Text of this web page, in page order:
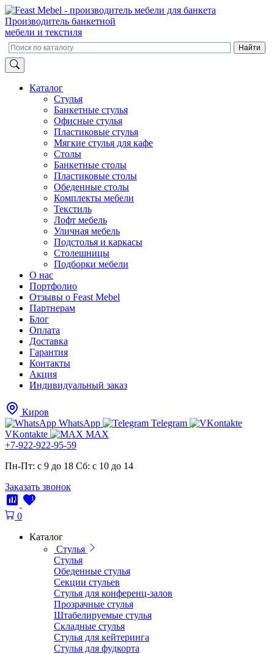
Производитель банкетной
мебели и текстиля
Каталог
Стулья
Банкетные стулья
Офисные стулья
Пластиковые стулья
Мягкие стулья для кафе
Столы
Банкетные столы
Пластиковые столы
Обеденные столы
Комплекты мебели
Текстиль
Лофт мебель
Уличная мебель
Подстолья и каркасы
Столешницы
Подборки мебели
О нас
Портфолио
Отзывы о Feast Mebel
Партнерам
Блог
Оплата
Доставка
Гарантия
Контакты
Акция
Индивидуальный заказ
Киров
WhatsApp
Telegram
VKontakte
MAX
+7-922-922-95-59
Пн-Пт: с 9 до 18 Cб: с 10 до 14
Заказать звонок
1 1
0
Каталог
Стулья
Стулья
Обеденные стулья
Секции стульев
Стулья для конференц-залов
Прозрачные стулья
Штабелируемые стулья
Складные стулья
Стулья для кейтеринга
Стулья для фудкорта